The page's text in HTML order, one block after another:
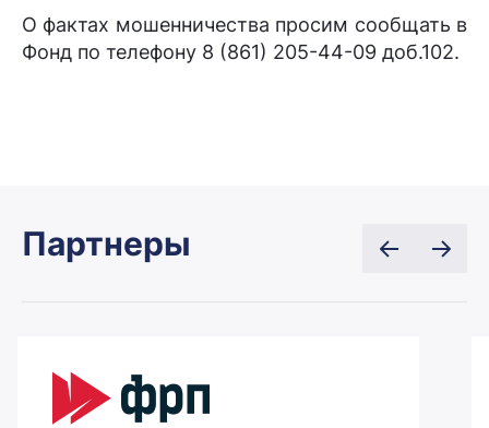
О фактах мошенничества просим сообщать в
Фонд по телефону 8 (861) 205-44-09 доб.102.
Партнеры